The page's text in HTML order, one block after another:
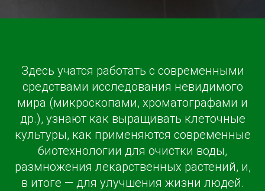
Здесь учатся работать с современными
средствами исследования невидимого
мира (микроскопами, хроматографами и
др.), узнают как выращивать клеточные
культуры, как применяются современные
биотехнологии для очистки воды,
размножения лекарственных растений, и,
в итоге — для улучшения жизни людей.